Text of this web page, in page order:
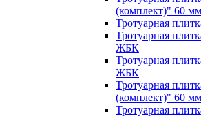
(комплект)" 60
Тротуарная
Тротуарная
ЖБК
Тротуарная
ЖБК
Тротуарная
(комплект)" 60
Тротуарная